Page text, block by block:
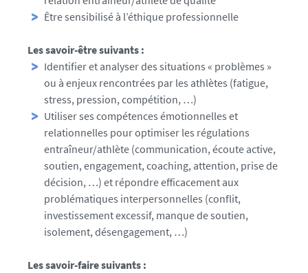
Être sensibilisé à l’éthique professionnelle
Les savoir-être suivants :
Identifier et analyser des situations « problèmes »
ou à enjeux rencontrées par les athlètes (fatigue,
stress, pression, compétition, …)
Utiliser ses compétences émotionnelles et
relationnelles pour optimiser les régulations
entraîneur/athlète (communication, écoute active,
soutien, engagement, coaching, attention, prise de
décision, …) et répondre efficacement aux
problématiques interpersonnelles (conflit,
investissement excessif, manque de soutien,
isolement, désengagement, …)
Les savoir-faire suivants :